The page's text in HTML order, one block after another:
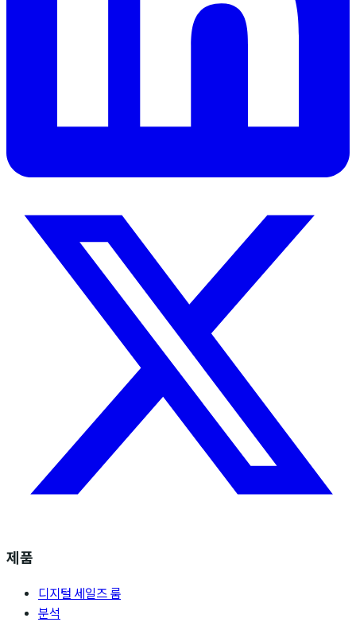
제품
디지털 세일즈 룸
분석